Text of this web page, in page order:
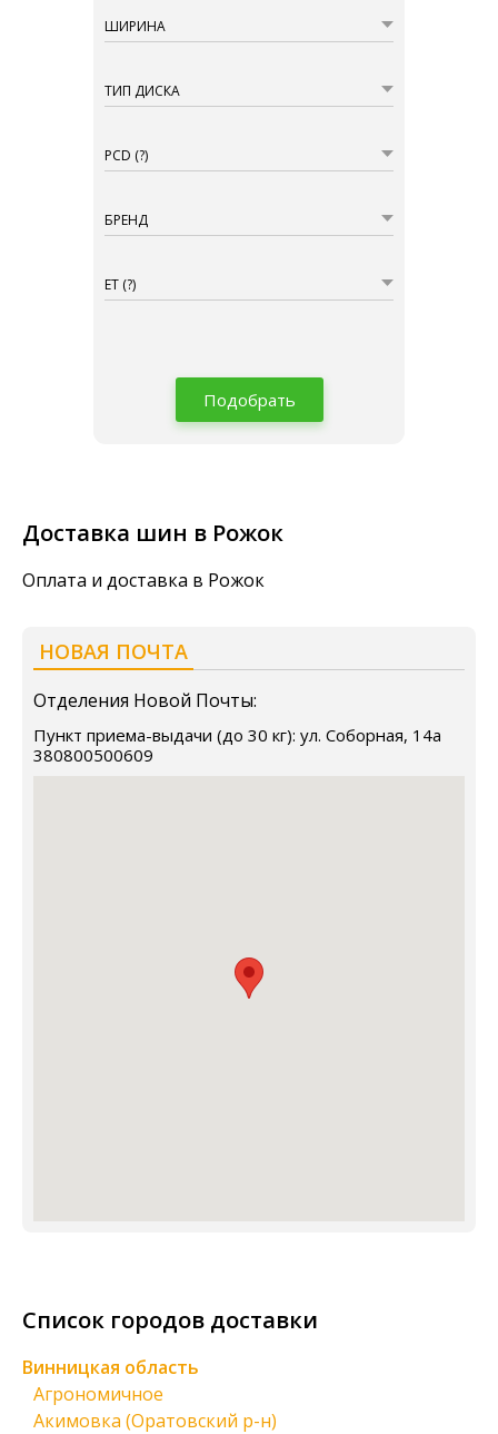
ШИРИНА
ТИП ДИСКА
PCD (?)
БРЕНД
ET (?)
Подобрать
Доставка шин в Рожок
Оплата и доставка в Рожок
НОВАЯ ПОЧТА
Отделения Новой Почты:
Пункт приема-выдачи (до 30 кг): ул. Соборная, 14а
380800500609
Список городов доставки
Винницкая область
Агрономичное
Акимовка (Оратовский р-н)